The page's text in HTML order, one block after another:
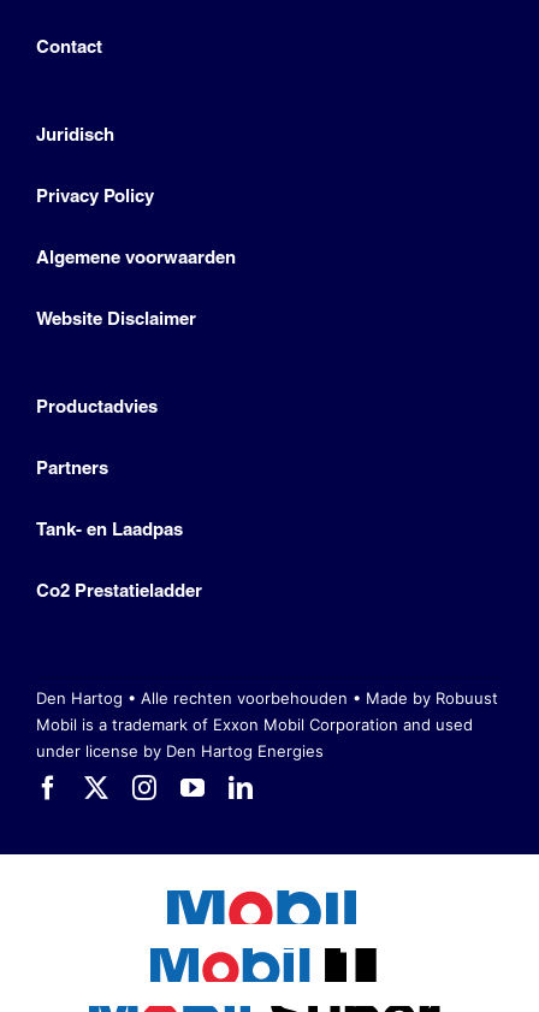
Contact
Juridisch
Privacy Policy
Algemene voorwaarden
Website Disclaimer
Productadvies
Partners
Tank- en Laadpas
Co2 Prestatieladder
Den Hartog • Alle rechten voorbehouden • Made by Robuust
Mobil is a trademark of Exxon Mobil Corporation and used
under license by Den Hartog Energies